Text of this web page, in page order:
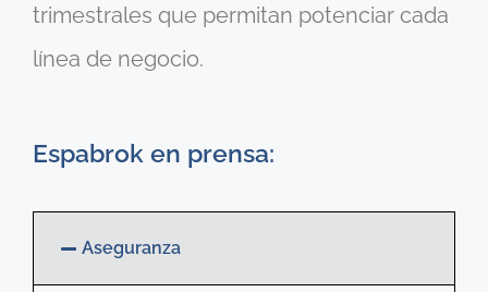
trimestrales que permitan potenciar cada
línea de negocio.
Espabrok en prensa:
Aseguranza